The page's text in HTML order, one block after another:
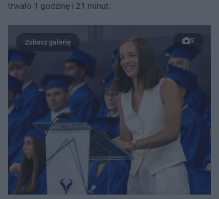
trwało 1 godzinę i 21 minut.
5